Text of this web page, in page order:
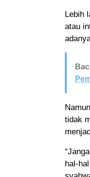
Lebih
atau
tidak
hal-